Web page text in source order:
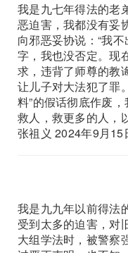
我是九七年得法的老
恶迫害，我都没有妥
向邪恶妥协说：“我
字，我也没否定。现
求，违背了师尊的教
让儿子对大法犯了罪
料”的假话彻底作废
救人，救更多的人，
张祖义 2024年9月15
我是九九年以前得法
受到太多的迫害，对
大组学法时，被警察